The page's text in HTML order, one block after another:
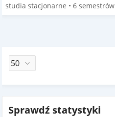
studia stacjonarne • 6 semestrów
Sprawdź statystyki